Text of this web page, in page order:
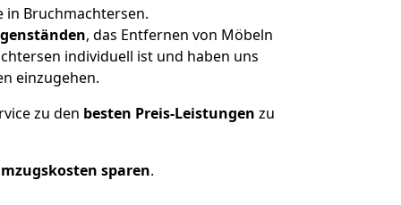
in Bruchmachtersen.
, das Entfernen von Möbeln
individuell ist und haben uns
einzugehen.
zu den besten Preis-Leistungen zu
sparen.